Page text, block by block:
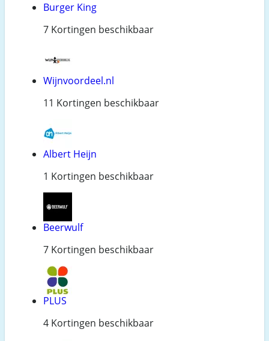
Burger King
7 Kortingen beschikbaar
Wijnvoordeel.nl
11 Kortingen beschikbaar
Albert Heijn
1 Kortingen beschikbaar
Beerwulf
7 Kortingen beschikbaar
PLUS
4 Kortingen beschikbaar